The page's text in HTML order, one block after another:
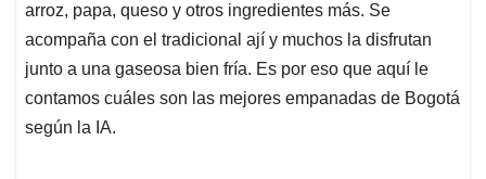
arroz, papa, queso y otros ingredientes más. Se
acompaña con el tradicional ají y muchos la disfrutan
junto a una gaseosa bien fría. Es por eso que aquí le
contamos cuáles son las mejores empanadas de Bogotá
según la IA.